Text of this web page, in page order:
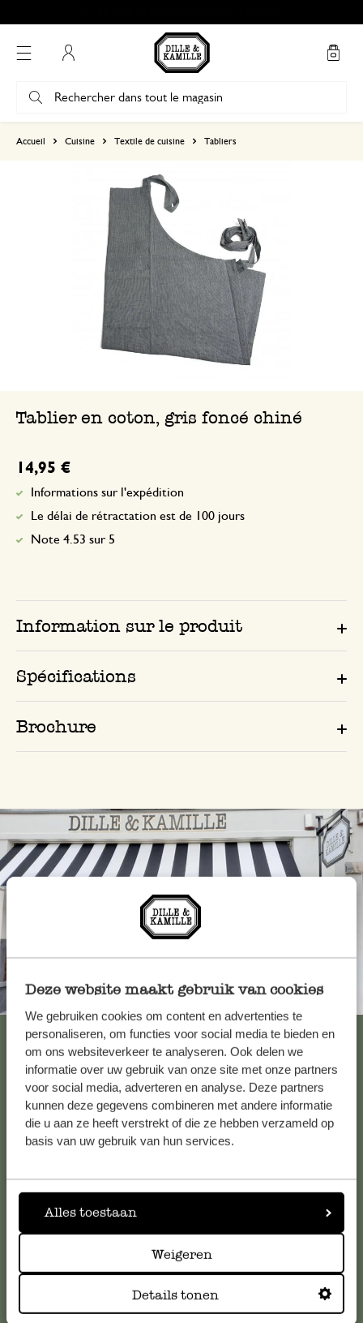
Deze website maakt gebruik van cookies
We gebruiken cookies om content en advertenties te
personaliseren, om functies voor social media te bieden en
om ons websiteverkeer te analyseren. Ook delen we
informatie over uw gebruik van onze site met onze partners
voor social media, adverteren en analyse. Deze partners
kunnen deze gegevens combineren met andere informatie
die u aan ze heeft verstrekt of die ze hebben verzameld op
basis van uw gebruik van hun services.
Alles toestaan
Weigeren
Details tonen
Accueil Cuisine Textile de cuisine Tabliers
Tablier en coton, gris foncé chiné
14,95 €
Informations sur l'expédition
Le délai de rétractation est de 100 jours
Note 4.53 sur 5
Information sur le produit
Spécifications
Brochure
Toujours à proximité
Voir les 62 magasins
Service clientèle
Pour toute question ou demande de conseil ou d’aide,
serviceclientele@dille-kamille.com
Service client en ligne